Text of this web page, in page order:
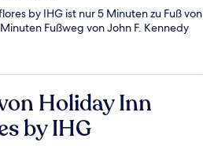
by IHG ist nur 5 Minuten zu Fuß von
Fußweg von John F. Kennedy
Holiday Inn
by IHG